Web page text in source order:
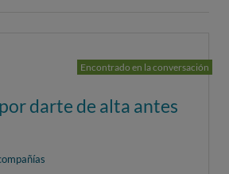
Encontrado en la conversación
darte de alta antes